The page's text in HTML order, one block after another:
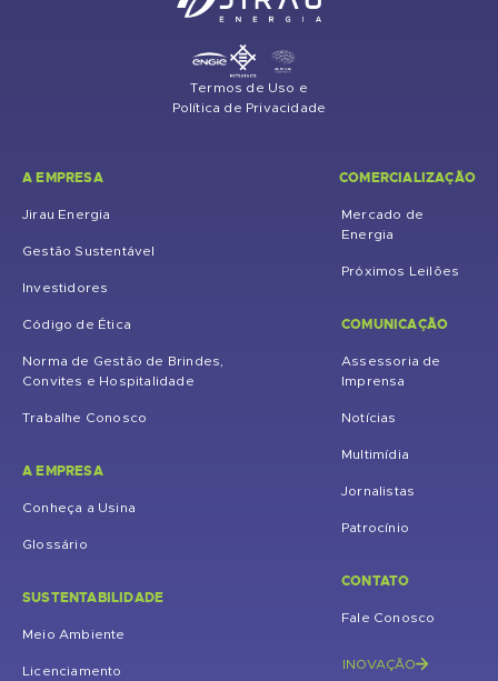
Termos de Uso e
Política de Privacidade
A EMPRESA
Jirau Energia
Gestão Sustentável
Investidores
Código de Ética
Norma de Gestão de Brindes,
Convites e Hospitalidade
Trabalhe Conosco
A EMPRESA
Conheça a Usina
Glossário
SUSTENTABILIDADE
Meio Ambiente
Licenciamento
COMERCIALIZAÇÃO
Mercado de
Energia
Próximos Leilões
COMUNICAÇÃO
Assessoria de
Imprensa
Notícias
Multimídia
Jornalistas
Patrocínio
CONTATO
Fale Conosco
INOVAÇÃO